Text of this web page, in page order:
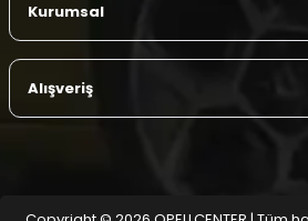
Kurumsal
Alışveriş